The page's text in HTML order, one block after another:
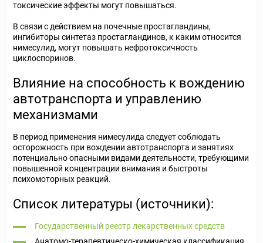
токсические эффекты могут повышаться.
В связи с действием на почечные простагландины,
ингибиторы синтетаз простагландинов, к каким относится
нимесулид, могут повышать нефротоксичность
циклоспоринов.
Влияние на способность к вождению
автотранспорта и управлению
механизмами
В период применения нимесулида следует соблюдать
осторожность при вождении автотранспорта и занятиях
потенциально опасными видами деятельности, требующими
повышенной концентрации внимания и быстроты
психомоторных реакций.
Список литературы (источники):
Государственный реестр лекарственных средств